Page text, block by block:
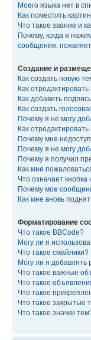
Моего языка нет в
Как поместить
Что такое звание и
Почему, когда я
сообщения,
Создание и
Как создать новую
Как
Как добавить
Как создать
Почему я не могу
Как
Почему мне
Почему я не могу
Почему я получил
Как мне
Что означает
Почему мое
Как мне вновь
Форматирование
Что такое BBCode?
Могу ли я
Что такое смайлики?
Могу ли я добавлять
Что такое важные
Что такое
Что такое
Что такое закрытые
Что такое значки